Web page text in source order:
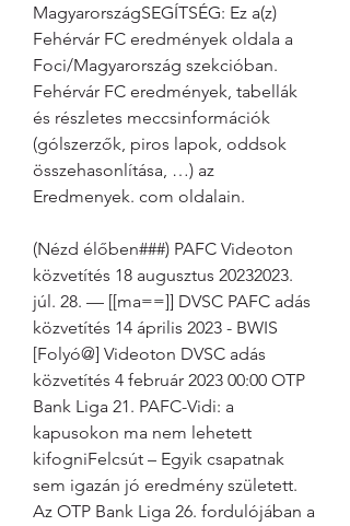
MagyarországSEGÍTSÉG: Ez a(z)
Fehérvár FC eredmények oldala a
Foci/Magyarország szekcióban.
Fehérvár FC eredmények, tabellák
és részletes meccsinformációk
(gólszerzők, piros lapok, oddsok
összehasonlítása, …) az
Eredmenyek. com oldalain.
(Nézd élőben###) PAFC Videoton
közvetítés 18 augusztus 20232023.
júl. 28. — [[ma==]] DVSC PAFC adás
közvetítés 14 április 2023 - BWIS
[Folyó@] Videoton DVSC adás
közvetítés 4 február 2023 00:00 OTP
Bank Liga 21. PAFC-Vidi: a
kapusokon ma nem lehetett
kifogniFelcsút – Egyik csapatnak
sem igazán jó eredmény született.
Az OTP Bank Liga 26. fordulójában a